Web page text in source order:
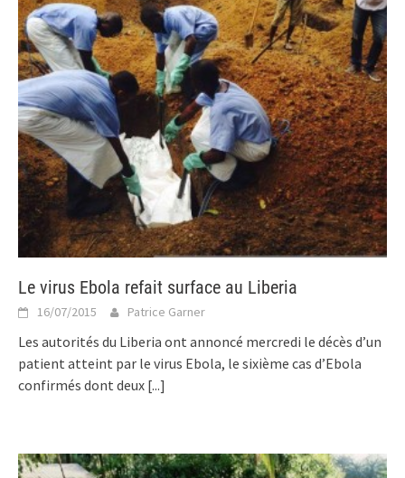
Le virus Ebola refait surface au Liberia
16/07/2015 Patrice Garner
Les autorités du Liberia ont annoncé mercredi le décès d’un
patient atteint par le virus Ebola, le sixième cas d’Ebola
confirmés dont deux [...]